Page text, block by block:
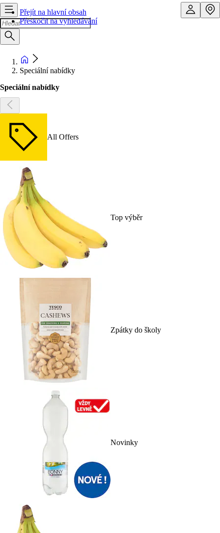
Přejít na hlavní obsah
Přeskočit na vyhledávání
Speciální nabídky
Speciální nabídky
All Offers
Top výběr
Zpátky do školy
Novinky